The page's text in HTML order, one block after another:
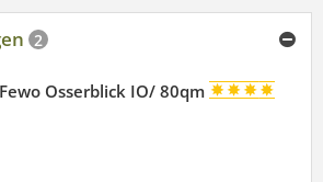
2
Osserblick IO/ 80qm